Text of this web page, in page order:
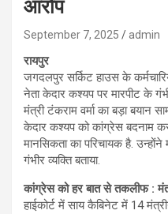
आरोप
September 7, 2025 admin
रायपुर
जगदलपुर सर्किट हाउस के
नेता केदार कश्यप पर मारपीट के
मंत्री टंकराम वर्मा का बड़ा बयान
केदार कश्यप को कांग्रेस बदनाम
मानसिकता का परिचायक है.
गंभीर व्यक्ति बताया.
कांग्रेस को हर बात से तकलीफ :
हाईकोर्ट में साय कैबिनेट में 14